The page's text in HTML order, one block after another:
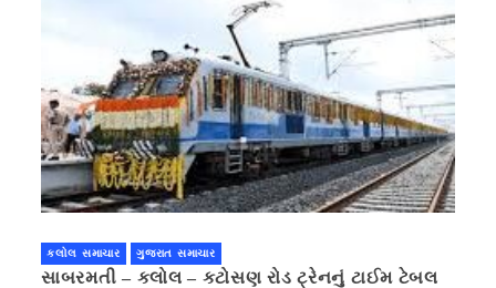
કલોલ સમાચાર ગુજરાત સમાચાર
સાબરમતી – કલોલ – કટોસણ રોડ ટ્રેનનું ટાઈમ ટેબલ